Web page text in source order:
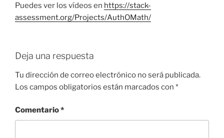
Puedes ver los vídeos en https://stack-
assessment.org/Projects/AuthOMath/
Deja una respuesta
Tu dirección de correo electrónico no será publicada.
Los campos obligatorios están marcados con *
Comentario*